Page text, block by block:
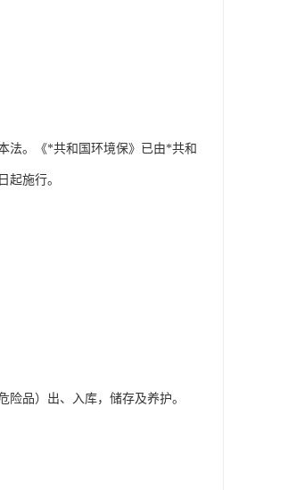
法。《*共和国环境保》已由*共和
起施行。
品）出、入库，储存及养护。